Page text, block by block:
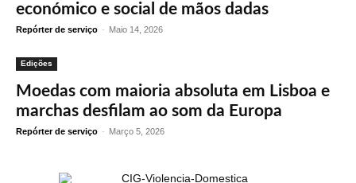
económico e social de mãos dadas
Repórter de serviço - Maio 14, 2026
Edições
Moedas com maioria absoluta em Lisboa e
marchas desfilam ao som da Europa
Repórter de serviço - Março 5, 2026